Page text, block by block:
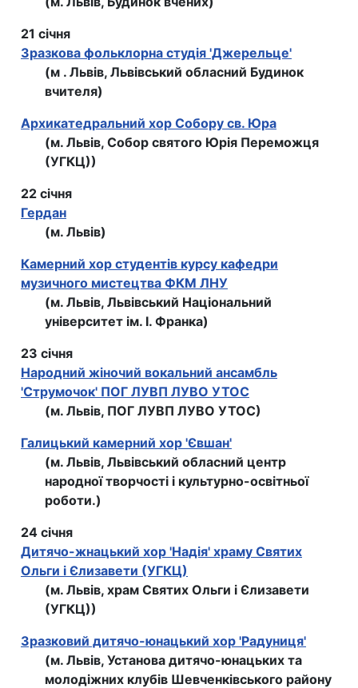
21 січня
Зразкова фольклорна студія 'Джерельце'
(м . Львів, Львівський обласний Будинок
вчителя)
Архикатедральний хор Собору св. Юра
(м. Львів, Собор святого Юрія Переможця
(УГКЦ))
22 січня
Гердан
(м. Львів)
Камерний хор студентів курсу кафедри
музичного мистецтва ФКМ ЛНУ
(м. Львів, Львівський Національний
університет ім. І. Франка)
23 січня
Народний жіночий вокальний ансамбль
'Струмочок' ПОГ ЛУВП ЛУВО УТОС
(м. Львів, ПОГ ЛУВП ЛУВО УТОС)
Галицький камерний хор 'Євшан'
(м. Львів, Львівський обласний центр
народної творчості і культурно-освітньої
роботи.)
24 січня
Дитячо-жнацький хор 'Надія' храму Святих
Ольги і Єлизавети (УГКЦ)
(м. Львів, храм Святих Ольги і Єлизавети
(УГКЦ))
Зразковий дитячо-юнацький хор 'Радуниця'
(м. Львів, Установа дитячо-юнацьких та
молодіжних клубів Шевченківського району